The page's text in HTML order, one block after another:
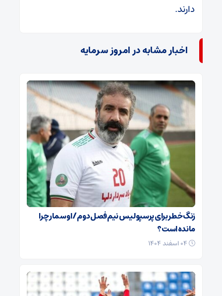
دارند.
اخبار مشابه در امروز سرمایه
زنگ خطر برای پرسپولیس نیم‌فصل دوم / اوسمار چرا
مانده است؟